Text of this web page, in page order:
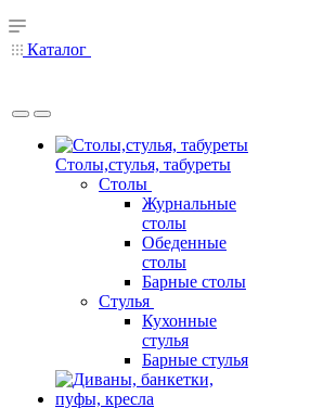
Каталог
Столы,стулья, табуреты
Столы
Журнальные
столы
Обеденные
столы
Барные столы
Стулья
Кухонные
стулья
Барные стулья